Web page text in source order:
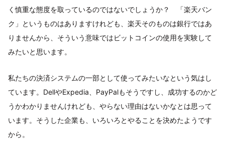
く慎重な態度を取っているのではないでしょうか？ 「楽天バン
ク」というものはありますけれども、楽天そのものは銀行ではあ
りませんから、そういう意味ではビットコインの使用を実験して
みたいと思います。
私たちの決済システムの一部として使ってみたいなという気はし
ています。DellやExpedia、PayPalもそうですし、成功するのかど
うかわかりませんけれども、やらない理由はないかなとは思って
います。そうした企業も、いろいろとやることを決めたようです
から。